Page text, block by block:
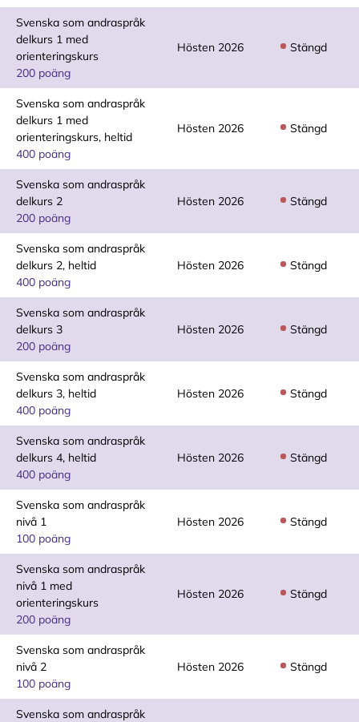
Svenska som andraspråk
delkurs 1 med
orienteringskurs
200 poäng
Hösten 2026 Stängd
Svenska som andraspråk
delkurs 1 med
orienteringskurs, heltid
400 poäng
Hösten 2026 Stängd
Svenska som andraspråk
delkurs 2
200 poäng
Hösten 2026 Stängd
Svenska som andraspråk
delkurs 2, heltid
400 poäng
Hösten 2026 Stängd
Svenska som andraspråk
delkurs 3
200 poäng
Hösten 2026 Stängd
Svenska som andraspråk
delkurs 3, heltid
400 poäng
Hösten 2026 Stängd
Svenska som andraspråk
delkurs 4, heltid
400 poäng
Hösten 2026 Stängd
Svenska som andraspråk
nivå 1
100 poäng
Hösten 2026 Stängd
Svenska som andraspråk
nivå 1 med
orienteringskurs
200 poäng
Hösten 2026 Stängd
Svenska som andraspråk
nivå 2
100 poäng
Hösten 2026 Stängd
Svenska som andraspråk